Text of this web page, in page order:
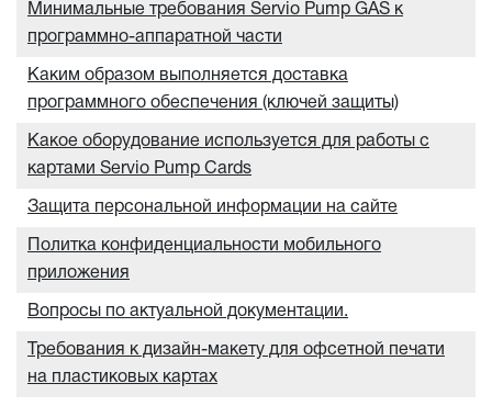
Минимальные требования Servio Pump GAS к
программно-аппаратной части
Каким образом выполняется доставка
программного обеспечения (ключей защиты)
Какое оборудование используется для работы с
картами Servio Pump Cards
Защита персональной информации на сайте
Политка конфиденциальности мобильного
приложения
Вопросы по актуальной документации.
Требования к дизайн-макету для офсетной печати
на пластиковых картах